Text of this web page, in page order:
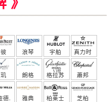
浪琴 宇舶
（恒
宝）
真力时
朗格 格拉苏
蒂
蕭邦
德. 雅典 柏莱士 芝柏